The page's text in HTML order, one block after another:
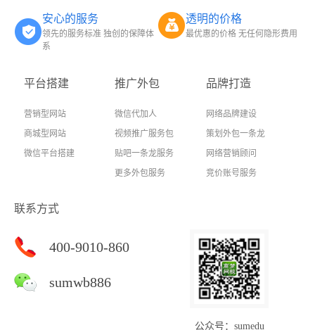
安心的服务
领先的服务标准 独创的保障体
系
透明的价格
最优惠的价格 无任何隐形费用
平台搭建
营销型网站
商城型网站
微信平台搭建
推广外包
微信代加人
视频推广服务包
贴吧一条龙服务
更多外包服务
品牌打造
网络品牌建设
策划外包一条龙
网络营销顾问
竞价账号服务
联系方式
400-9010-860
sumwb886
公众号：sumedu